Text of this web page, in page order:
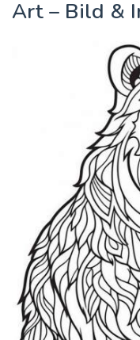
Art – Bild &